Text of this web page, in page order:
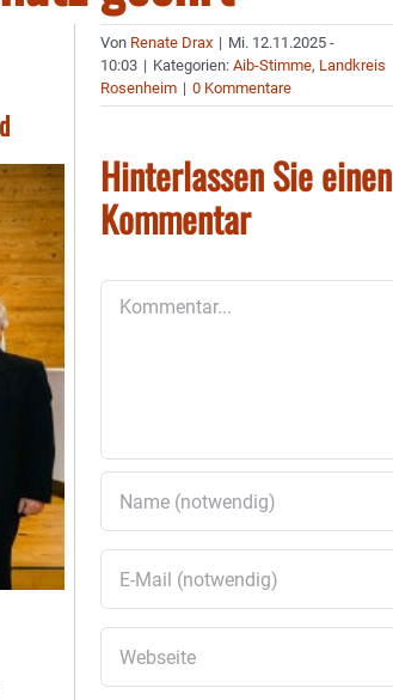
Von Renate Drax | Mi. 12.11.2025 -
10:03 | Kategorien:Aib-Stimme, Landkreis
Rosenheim | 0 Kommentare
Hinterlassen Sie einen
Kommentar